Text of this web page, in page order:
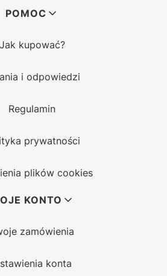
POMOC
Jak kupować?
i odpowiedzi
Regulamin
prywatności
plików cookies
KONTO
zamówienia
konta